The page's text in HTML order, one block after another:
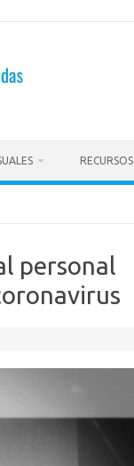
RECURSOS
personal